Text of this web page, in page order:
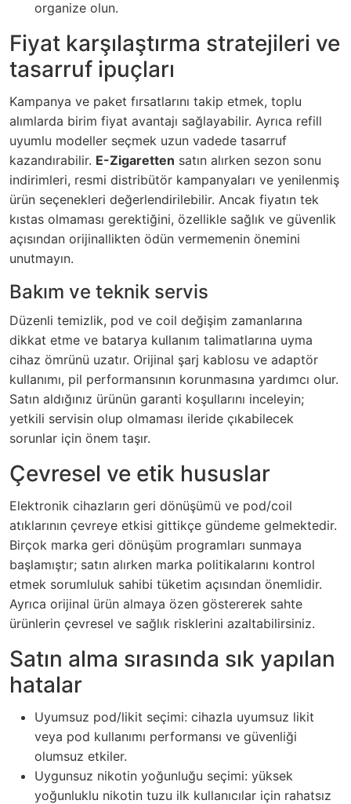
organize olun.
Fiyat karşılaştırma stratejileri ve
tasarruf ipuçları
Kampanya ve paket fırsatlarını takip etmek, toplu
alımlarda birim fiyat avantajı sağlayabilir. Ayrıca refill
uyumlu modeller seçmek uzun vadede tasarruf
kazandırabilir. E-Zigaretten satın alırken sezon sonu
indirimleri, resmi distribütör kampanyaları ve yenilenmiş
ürün seçenekleri değerlendirilebilir. Ancak fiyatın tek
kıstas olmaması gerektiğini, özellikle sağlık ve güvenlik
açısından orijinallikten ödün vermemenin önemini
unutmayın.
Bakım ve teknik servis
Düzenli temizlik, pod ve coil değişim zamanlarına
dikkat etme ve batarya kullanım talimatlarına uyma
cihaz ömrünü uzatır. Orijinal şarj kablosu ve adaptör
kullanımı, pil performansının korunmasına yardımcı olur.
Satın aldığınız ürünün garanti koşullarını inceleyin;
yetkili servisin olup olmaması ileride çıkabilecek
sorunlar için önem taşır.
Çevresel ve etik hususlar
Elektronik cihazların geri dönüşümü ve pod/coil
atıklarının çevreye etkisi gittikçe gündeme gelmektedir.
Birçok marka geri dönüşüm programları sunmaya
başlamıştır; satın alırken marka politikalarını kontrol
etmek sorumluluk sahibi tüketim açısından önemlidir.
Ayrıca orijinal ürün almaya özen göstererek sahte
ürünlerin çevresel ve sağlık risklerini azaltabilirsiniz.
Satın alma sırasında sık yapılan
hatalar
Uyumsuz pod/likit seçimi: cihazla uyumsuz likit
veya pod kullanımı performansı ve güvenliği
olumsuz etkiler.
Uygunsuz nikotin yoğunluğu seçimi: yüksek
yoğunluklu nikotin tuzu ilk kullanıcılar için rahatsız